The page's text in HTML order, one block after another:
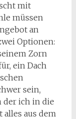
mit
müssen
an
Optionen:
Zorn
ein Dach
sein,
der ich in die
alles aus dem